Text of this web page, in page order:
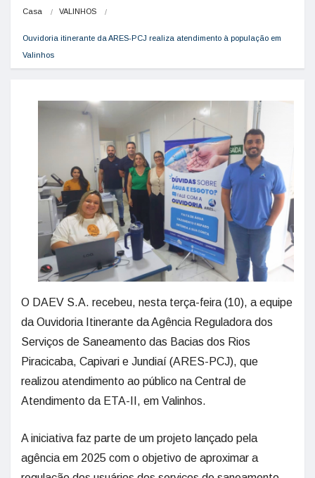
Casa VALINHOS
Ouvidoria itinerante da ARES-PCJ realiza atendimento à população em
Valinhos
O DAEV S.A. recebeu, nesta terça-feira (10), a equipe
da Ouvidoria Itinerante da Agência Reguladora dos
Serviços de Saneamento das Bacias dos Rios
Piracicaba, Capivari e Jundiaí (ARES-PCJ), que
realizou atendimento ao público na Central de
Atendimento da ETA-II, em Valinhos.
A iniciativa faz parte de um projeto lançado pela
agência em 2025 com o objetivo de aproximar a